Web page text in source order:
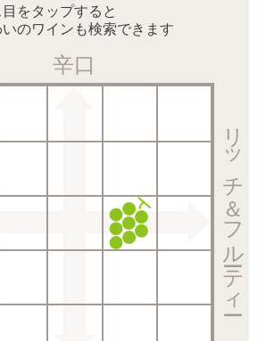
をタップすると
のワインも検索できます
辛口
リッチ＆フルーティー